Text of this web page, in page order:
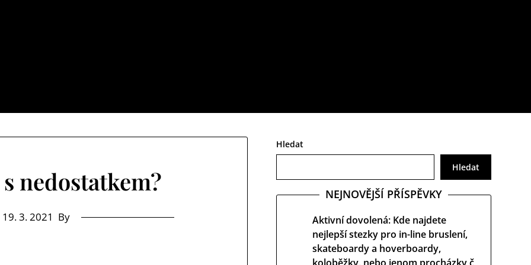
nedostatkem?
19. 3. 2021 By
Hledat
Hledat
NEJNOVĚJŠÍ PŘÍSPĚVKY
Aktivní dovolená: Kde najdete
nejlepší stezky pro in-line bruslení,
skateboardy a hoverboardy,